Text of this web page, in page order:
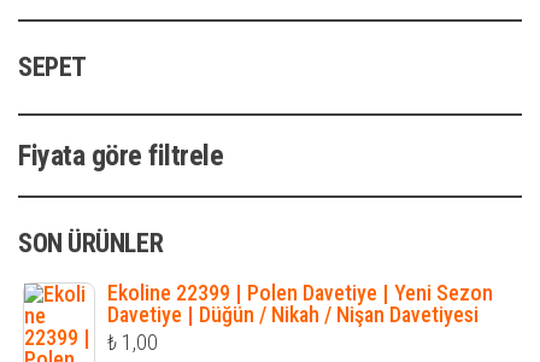
SEPET
Fiyata göre filtrele
SON ÜRÜNLER
Ekoline 22399 | Polen Davetiye | Yeni Sezon
Davetiye | Düğün / Nikah / Nişan Davetiyesi
₺ 1,00